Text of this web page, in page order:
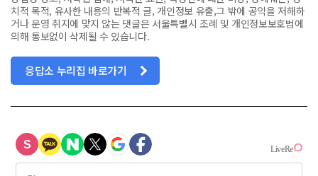
치적 목적, 유사한 내용의 반복적 글, 개인정보 유출,그 밖에 공익을 저해하
거나 운영 취지에 맞지 않는 댓글은 서울특별시 조례 및 개인정보보호법에
의해 통보없이 삭제될 수 있습니다.
응답소 누리집 바로가기